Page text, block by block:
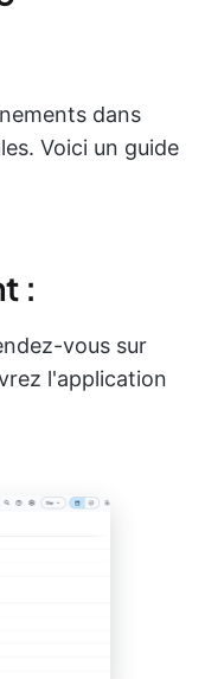
dans
Voici un guide
:
vous sur
l'application